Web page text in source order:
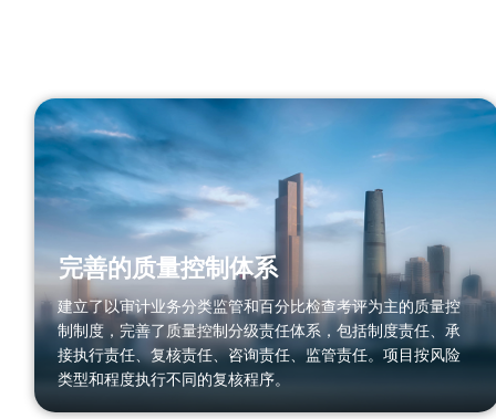
建立了以审计业务分类监管和百分比检查考评为主的质量控
制制度，完善了质量控制分级责任体系，包括制度责任、承
接执行责任、复核责任、咨询责任、监管责任。项目按风险
类型和程度执行不同的复核程序。
完善的质量控制体系